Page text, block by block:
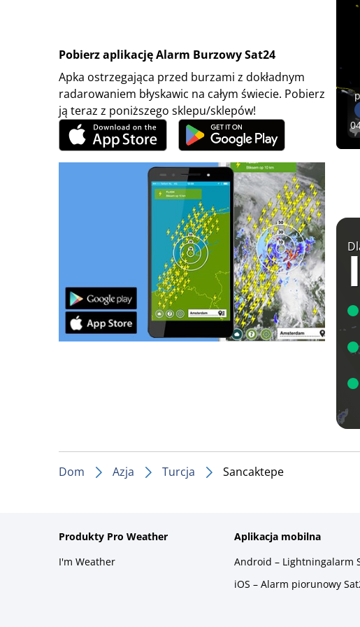
Pobierz aplikację Alarm Burzowy Sat24
Apka ostrzegająca przed burzami z dokładnym
radarowaniem błyskawic na całym świecie. Pobierz
ją teraz z poniższego sklepu/sklepów!
Dom Azja Turcja Sancaktepe
Produkty Pro Weather
I'm Weather
Aplikacja mobilna
Android – Lightningalarm
iOS – Alarm piorunowy